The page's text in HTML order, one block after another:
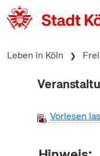
zum Inhalt springen
Leben in Köln
Vorlesen